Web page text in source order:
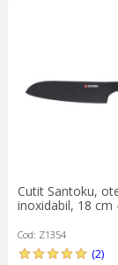
Cutit Santoku,
inoxidabil, 18 cm
Cod: Z1354
(2)